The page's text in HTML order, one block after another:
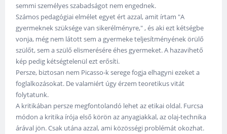
semmi személyes szabadságot nem engednek.
Számos pedagógiai elmélet egyet ért azzal, amit írtam "A
gyermeknek szüksége van sikerélményre," , és aki ezt kétségbe
vonja, még nem látott sem a gyermeke teljesítményének örülő
szülőt, sem a szülő elismerésére éhes gyermeket. A hazavihető
kép pedig kétségtelenül ezt erősíti.
Persze, biztosan nem Picasso-k serege fogja elhagyni ezeket a
foglalkozásokat. De valamiért úgy érzem teoretikus vitát
folytatunk.
A kritikában persze megfontolandó lehet az etikai oldal. Furcsa
módon a kritika írója első körön az anyagiakkal, az olaj-technika
árával jön. Csak utána azzal, ami közösségi problémát okozhat.